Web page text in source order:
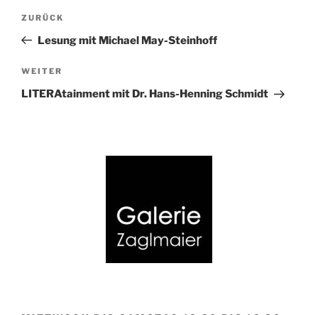
Beitragsnavigation
Vorheriger
Beitrag
ZURÜCK
Lesung mit Michael May-Steinhoff
Nächster
Beitrag
WEITER
LITERAtainment mit Dr. Hans-Henning Schmidt